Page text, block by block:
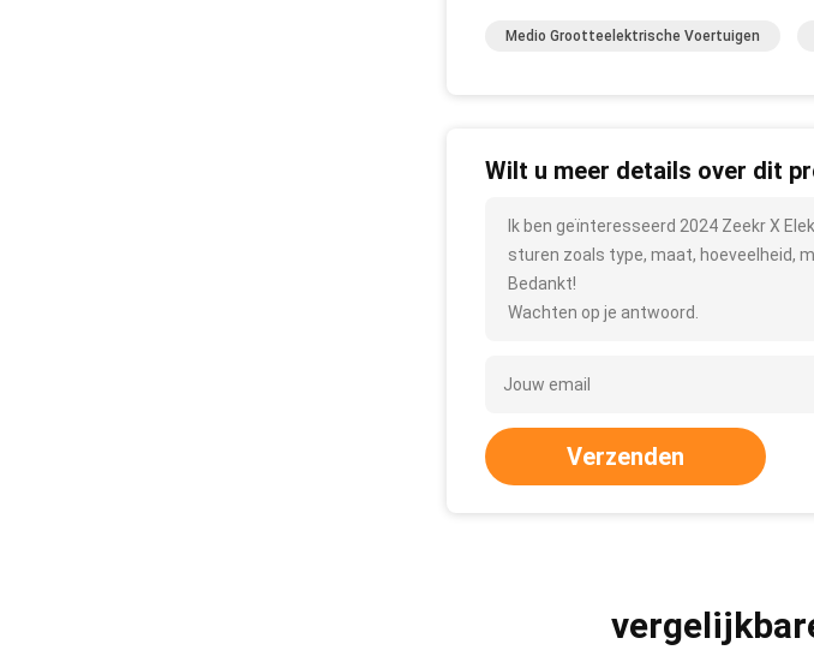
Medio Grootteelektrische Voertuigen
Wilt u meer details over dit
Ik ben geïnteresseerd 2024 Zeekr X
sturen zoals type, maat, hoeveelheid,
Bedankt!
Wachten op je antwoord.
Verzenden